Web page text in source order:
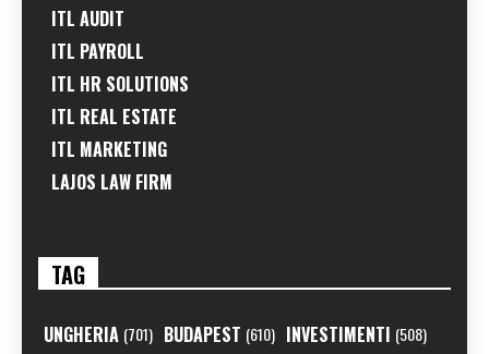
ITL AUDIT
ITL PAYROLL
ITL HR SOLUTIONS
ITL REAL ESTATE
ITL MARKETING
LAJOS LAW FIRM
TAG
UNGHERIA (701) BUDAPEST (610) INVESTIMENTI (508)